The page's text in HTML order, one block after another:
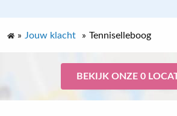
» Jouw klacht » Tenniselleboog
BEKIJK ONZE 0